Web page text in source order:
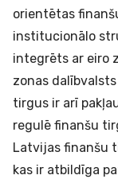
orientētas
institucionālo
integrēts ar eiro
zonas
tirgus ir arī
regulē finanšu
Latvijas finanšu
kas ir atbildīga